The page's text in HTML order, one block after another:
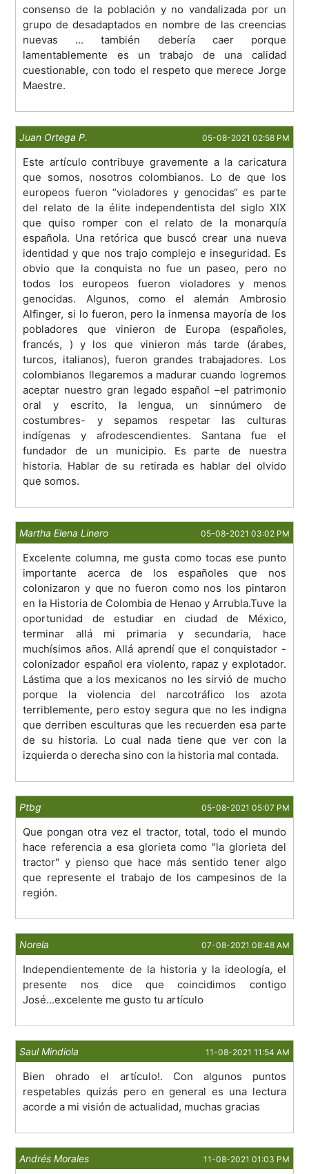
consenso de la población y no vandalizada por un
grupo de desadaptados en nombre de las creencias
nuevas ... también debería caer porque
lamentablemente es un trabajo de una calidad
cuestionable, con todo el respeto que merece Jorge
Maestre.
Juan Ortega P. 05-08-2021 02:58 PM
Este artículo contribuye gravemente a la caricatura
que somos, nosotros colombianos. Lo de que los
europeos fueron “violadores y genocidas“ es parte
del relato de la élite independentista del siglo XIX
que quiso romper con el relato de la monarquía
española. Una retórica que buscó crear una nueva
identidad y que nos trajo complejo e inseguridad. Es
obvio que la conquista no fue un paseo, pero no
todos los europeos fueron violadores y menos
genocidas. Algunos, como el alemán Ambrosio
Alfinger, si lo fueron, pero la inmensa mayoría de los
pobladores que vinieron de Europa (españoles,
francés, ) y los que vinieron más tarde (árabes,
turcos, italianos), fueron grandes trabajadores. Los
colombianos llegaremos a madurar cuando logremos
aceptar nuestro gran legado español –el patrimonio
oral y escrito, la lengua, un sinnúmero de
costumbres- y sepamos respetar las culturas
indígenas y afrodescendientes. Santana fue el
fundador de un municipio. Es parte de nuestra
historia. Hablar de su retirada es hablar del olvido
que somos.
Martha Elena Linero 05-08-2021 03:02 PM
Excelente columna, me gusta como tocas ese punto
importante acerca de los españoles que nos
colonizaron y que no fueron como nos los pintaron
en la Historia de Colombia de Henao y Arrubla.Tuve la
oportunidad de estudiar en ciudad de México,
terminar allá mi primaria y secundaria, hace
muchísimos años. Allá aprendí que el conquistador -
colonizador español era violento, rapaz y explotador.
Lástima que a los mexicanos no les sirvió de mucho
porque la violencia del narcotráfico los azota
terriblemente, pero estoy segura que no les indigna
que derriben esculturas que les recuerden esa parte
de su historia. Lo cual nada tiene que ver con la
izquierda o derecha sino con la historia mal contada.
Ptbg 05-08-2021 05:07 PM
Que pongan otra vez el tractor, total, todo el mundo
hace referencia a esa glorieta como "la glorieta del
tractor" y pienso que hace más sentido tener algo
que represente el trabajo de los campesinos de la
región.
Norela 07-08-2021 08:48 AM
Independientemente de la historia y la ideología, el
presente nos dice que coincidimos contigo
José...excelente me gusto tu artículo
Saul Mindiola 11-08-2021 11:54 AM
Bien ohrado el artículo!. Con algunos puntos
respetables quizás pero en general es una lectura
acorde a mi visión de actualidad, muchas gracias
Andrés Morales 11-08-2021 01:03 PM